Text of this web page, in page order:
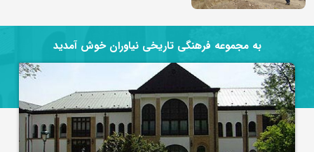
به مجموعه فرهنگی تاریخی نیاوران خوش آمدید